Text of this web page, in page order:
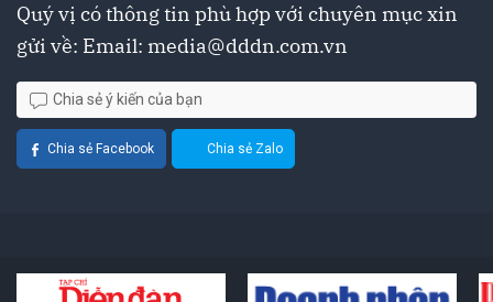
Quý vị có thông tin phù hợp với chuyên mục xin
gửi về: Email: media@dddn.com.vn
Chia sẻ ý kiến của bạn
Chia sẻ Facebook Chia sẻ Zalo